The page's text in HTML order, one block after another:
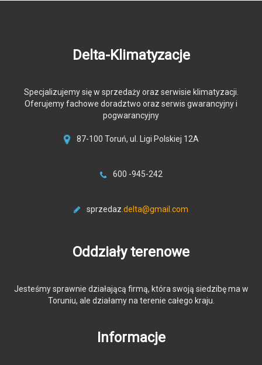
Delta-Klimatyzacje
Specjalizujemy się w sprzedaży oraz serwisie klimatyzacji.
Oferujemy fachowe doradztwo oraz serwis gwarancyjny i
pogwarancyjny
87-100 Toruń, ul. Ligi Polskiej 12A
600 -945-242
sprzedaz .delta@gmail.com
Oddziały terenowe
Jesteśmy sprawnie działającą firmą, która swoją siedzibę ma w
Toruniu, ale działamy na terenie całego kraju.
Informacje